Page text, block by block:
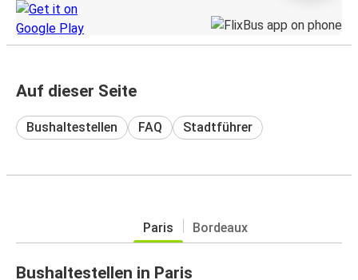
Auf dieser Seite
Bushaltestellen FAQ Stadtführer
Paris Bordeaux
Bushaltestellen in Paris